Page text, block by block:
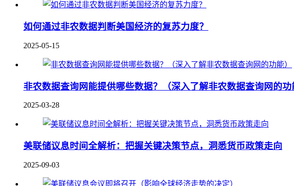
如何通过非农数据判断美国经济的复苏力度？
2025-05-15
非农数据查询网能提供哪些数据？（深入了解非农数据查询网的功
2025-03-28
美联储议息时间全解析：把握关键决策节点，洞悉货币政策走向
2025-09-03